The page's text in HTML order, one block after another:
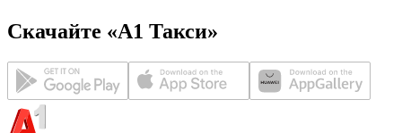
Скачайте «А1 Такси»